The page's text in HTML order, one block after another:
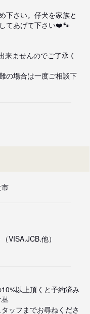
下さい。仔犬を家族と
てあげて下さい❤️🐾
来ませんのでご了承く
の場合は一度ご相談下
VISA.JCB.他）
以上頂くと予約済み
ッフまでお尋ねくださ